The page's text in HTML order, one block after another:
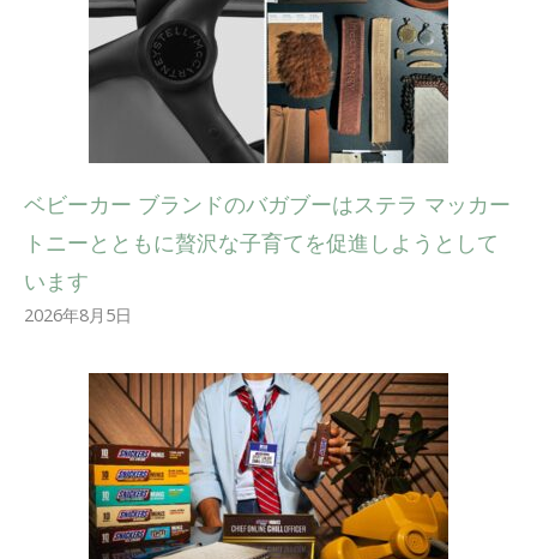
ベビーカー ブランドのバガブーはステラ マッカー
トニーとともに贅沢な子育てを促進しようとして
います
2026年8月5日